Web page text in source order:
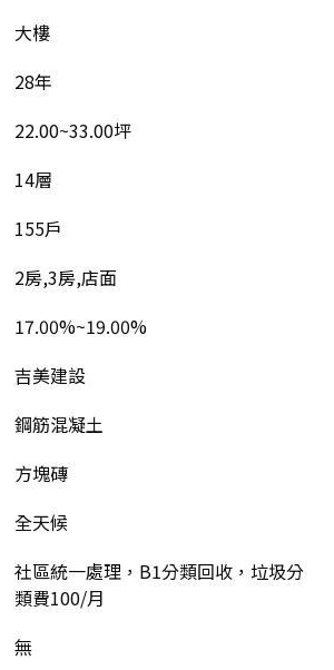
大樓
28年
22.00~33.00坪
14層
155戶
2房,3房,店面
17.00%~19.00%
吉美建設
鋼筋混凝土
方塊磚
全天候
社區統一處理，B1分類回收，垃圾分
類費100/月
無